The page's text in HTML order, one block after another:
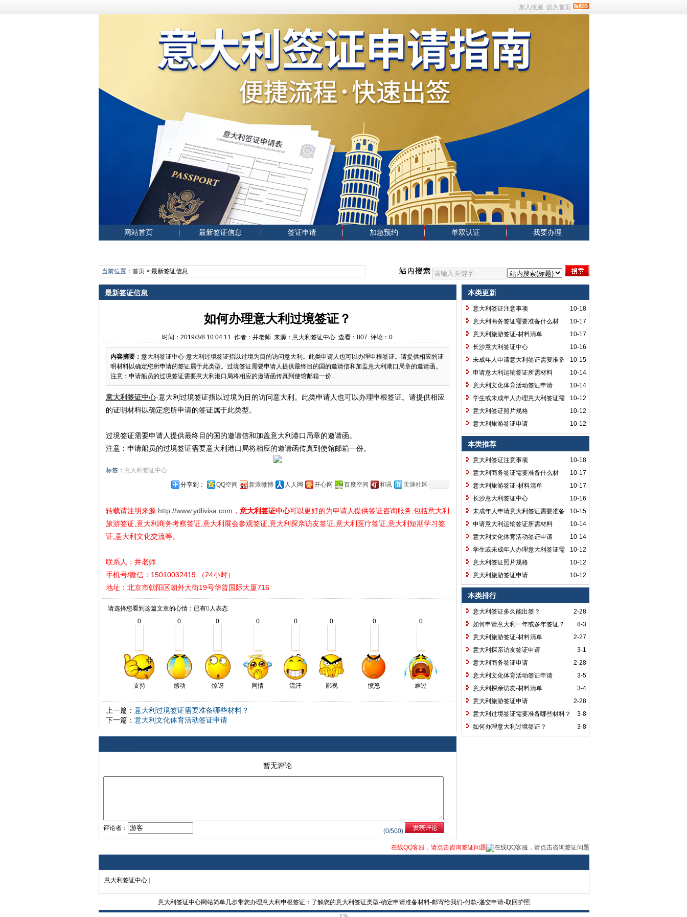
加入收藏 设为首页
网站首页 最新签证信息 签证申请 加急预约 单双认证 我要办理
当前位置： 首页> 最新签证信息
最新签证信息
如何办理意大利过境签证？
时间：2019/3/8 10:04:11 作者：井老师 来源：意大利签证中心 查看：807 评论：0
内容摘要： 意大利签证中心-意大利过境签证指以过境为目的访问意大利。此类申请人也可以办理申根签证。请提供相应的证
明材料以确定您所申请的签证属于此类型。过境签证需要申请人提供最终目的国的邀请信和加盖意大利港口局章的邀请函。
注意：申请船员的过境签证需要意大利港口局将相应的邀请函传真到使馆邮箱一份...
意大利签证中心-意大利过境签证指以过境为目的访问意大利。此类申请人也可以办理申根签证。请提供相应
的证明材料以确定您所申请的签证属于此类型。
过境签证需要申请人提供最终目的国的邀请信和加盖意大利港口局章的邀请函。
注意：申请船员的过境签证需要意大利港口局将相应的邀请函传真到使馆邮箱一份。
标签： 意大利签证中心
分享到：
QQ空间 新浪微博 人人网 开心网 百度空间 和讯 天涯社区
转载请注明来源 http://www.ydlivisa.com ， 意大利签证中心可以更好的为申请人提供签证咨询服务,包括意大利
旅游签证,意大利商务考察签证,意大利展会参观签证,意大利探亲访友签证,意大利医疗签证,意大利短期学习签
证,意大利文化交流等。
联系人：井老师
手机号/微信：15010032419 （24小时）
地址 ： 北京市朝阳区朝外大街19号华普国际大厦716
请选择您看到这篇文章的心情：已有0人表态
0
支持
0
感动
0
惊讶
0
同情
0
流汗
0
鄙视
0
愤怒
0
难过
上一篇： 意大利过境签证需要准备哪些材料？
下一篇： 意大利文化体育活动签证申请
暂无评论
(0/500)
评论者：
本类更新
10-18
意大利签证注意事项
10-17
意大利商务签证需要准备什么材
料？
10-17
意大利旅游签证-材料清单
10-16
长沙意大利签证中心
10-15
未成年人申请意大利签证需要准备
材料
10-14
申请意大利运输签证所需材料
10-14
意大利文化体育活动签证申请
10-12
学生或未成年人办理意大利签证需
要准备哪些材料？
10-12
意大利签证照片规格
10-12
意大利旅游签证申请
本类推荐
10-18
意大利签证注意事项
10-17
意大利商务签证需要准备什么材
料？
10-17
意大利旅游签证-材料清单
10-16
长沙意大利签证中心
10-15
未成年人申请意大利签证需要准备
材料
10-14
申请意大利运输签证所需材料
10-14
意大利文化体育活动签证申请
10-12
学生或未成年人办理意大利签证需
要准备哪些材料？
10-12
意大利签证照片规格
10-12
意大利旅游签证申请
本类排行
2-28
意大利签证多久能出签？
8-3
如何申请意大利一年或多年签证？
2-27
意大利旅游签证-材料清单
3-1
意大利探亲访友签证申请
2-28
意大利商务签证申请
3-5
意大利文化体育活动签证申请
3-4
意大利探亲访友-材料清单
2-28
意大利旅游签证申请
3-8
意大利过境签证需要准备哪些材料？
3-8
如何办理意大利过境签证？
在线QQ客服，请点击咨询签证问题
意大利签证中心
意大利签证中心网站简单几步带您办理意大利申根签证：了解您的意大利签证类型-确定申请准备材料-邮寄给我们-付款-递交申请-取回护照